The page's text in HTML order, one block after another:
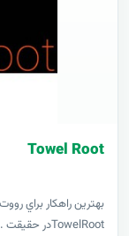
Towel Root
بهترين راهکار براي
TowelRootدر حقيقت ..